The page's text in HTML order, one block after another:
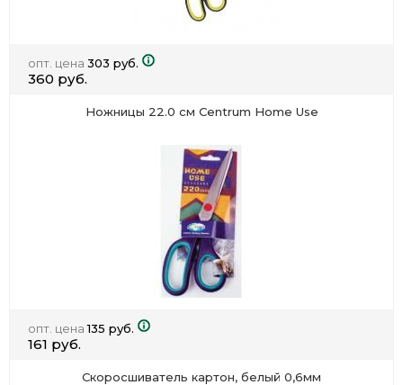
опт. цена 303 руб.
360 руб.
Ножницы 22.0 см Centrum Home Use
опт. цена135 руб.
161 руб.
Скоросшиватель картон, белый 0,6мм